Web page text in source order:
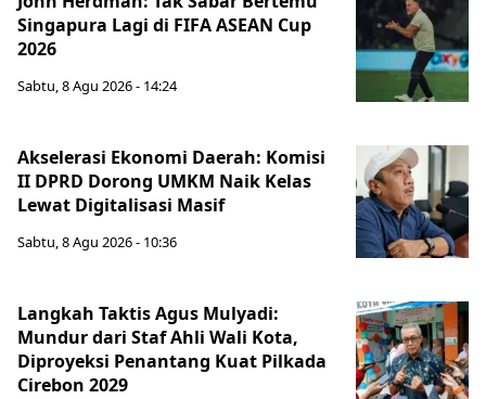
Singapura Lagi di FIFA ASEAN Cup
2026
Sabtu, 8 Agu 2026 - 14:24
Akselerasi Ekonomi Daerah: Komisi
II DPRD Dorong UMKM Naik Kelas
Lewat Digitalisasi Masif
Sabtu, 8 Agu 2026 - 10:36
Langkah Taktis Agus Mulyadi:
Mundur dari Staf Ahli Wali Kota,
Diproyeksi Penantang Kuat Pilkada
Cirebon 2029